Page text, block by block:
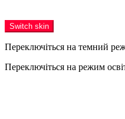
Switch skin
Переключіться на темний
Переключіться на режим